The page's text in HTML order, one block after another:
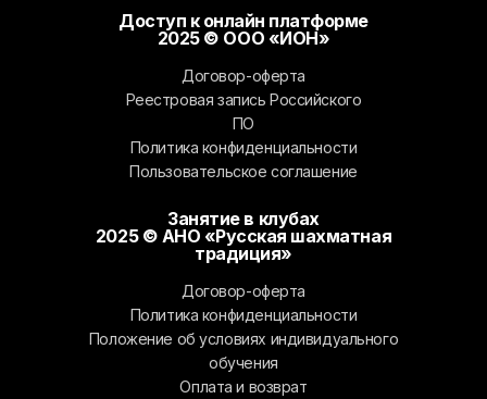
Доступ к онлайн платформе
2025 © ООО «ИОН»
Договор-оферта
Реестровая запись Российского
ПО
Политика конфиденциальности
Пользовательское соглашение
Занятие в клубах
2025 © АНО «Русская шахматная
традиция»
Договор-оферта
Политика конфиденциальности
Положение об условиях индивидуального
обучения
Оплата и возврат